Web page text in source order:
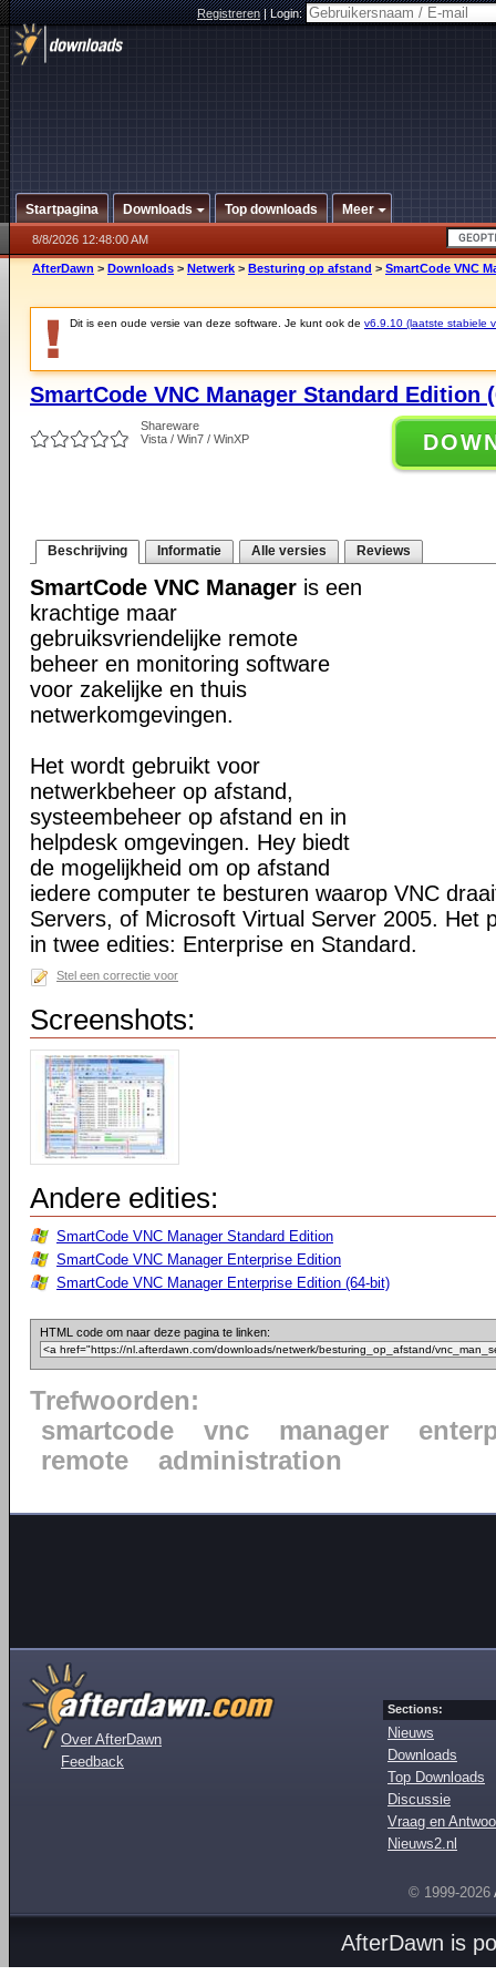
Registreren|Login:
Startpagina Downloads Top downloads Meer
8/8/2026 12:48:00 AM
AfterDawn > Downloads > Netwerk > Besturing op afstand > SmartCode VNC
Dit is een oude versie van deze software. Je kunt ook de v6.9.10 (laatste stabiele
SmartCode VNC Manager Standard Edition
Shareware
Vista / Win7 / WinXP
Beschrijving Informatie Alle versies Reviews
SmartCode VNC Manager is een
krachtige maar
gebruiksvriendelijke remote
beheer en monitoring software
voor zakelijke en thuis
netwerkomgevingen.
Het wordt gebruikt voor
netwerkbeheer op afstand,
systeembeheer op afstand en in
helpdesk omgevingen. Hey biedt
de mogelijkheid om op afstand
iedere computer te besturen waarop VNC
Servers, of Microsoft Virtual Server 2005. Het
in twee edities: Enterprise en Standard.
Stel een correctie voor
Screenshots:
Andere edities:
SmartCode VNC Manager Standard Edition
SmartCode VNC Manager Enterprise Edition
SmartCode VNC Manager Enterprise Edition (64-bit)
HTML code om naar deze pagina te linken:
Trefwoorden:
smartcode
vnc manager
remote
administration
Over AfterDawn
Feedback
Sections:
Nieuws
Downloads
Top Downloads
Discussie
Vraag en
Nieuws2.nl
© 1999-2026
AfterDawn is